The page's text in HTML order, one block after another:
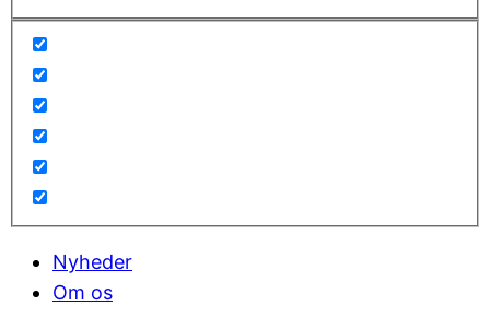
Nyheder
Om os